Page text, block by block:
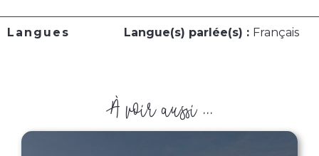
Langues Langue(s) parlée(s) : Français
À voir aussi ...